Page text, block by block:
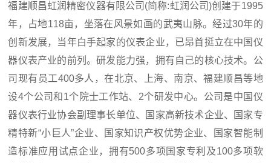
福建顺昌虹润精密仪器有限公司(简称:虹润公司)创建于1995
年，占地118亩，坐落在风景如画的武夷山脉。经过30年的
创新发展，当年白手起家的仪表企业，已昂首挺立在中国仪
器仪表产业的前列。研发能力强，拥有自己的核心技术。公
司现有员工400多人，在北京、上海、南京、福建顺昌等地
设4个公司和1个院士工作站、2个研发中心。公司是中国仪
器仪表行业协会副理事长单位、国家高新技术企业、国家专
精特新“小巨人”企业、国家知识产权优势企业、国家智能制
造标准应用试点企业，拥有500多项国家专利及100多项软